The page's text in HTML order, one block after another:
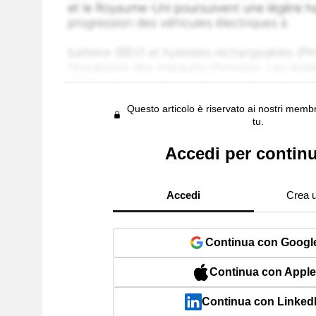
Questo articolo è riservato ai nostri
tu.
Accedi per
Accedi Crea
Continua con
Continua con Apple
Continua con